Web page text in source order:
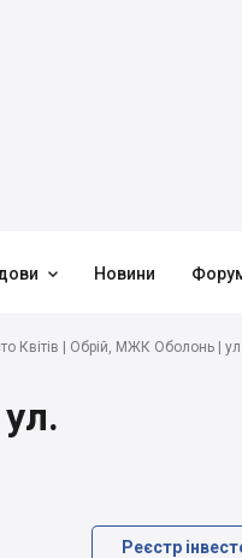
 Новини
Квітів | Обрій, МЖК Оболонь |
Реєстр